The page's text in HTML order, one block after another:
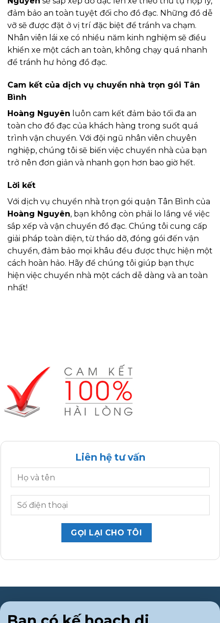
đảm bảo an toàn tuyệt đối cho đồ đạc. Những đồ dễ
vỡ sẽ được đặt ở vị trí đặc biệt để tránh va chạm.
Nhân viên lái xe có nhiều năm kinh nghiệm sẽ điều
khiển xe một cách an toàn, không chạy quá nhanh
để tránh hư hỏng đồ đạc.
Cam kết của dịch vụ chuyển nhà trọn gói Tân
Bình
Hoàng Nguyên luôn cam kết đảm bảo tối đa an
toàn cho đồ đạc của khách hàng trong suốt quá
trình vận chuyển. Với đội ngũ nhân viên chuyên
nghiệp, chúng tôi sẽ biến việc chuyển nhà của bạn
trở nên đơn giản và nhanh gọn hơn bao giờ hết.
Lời kết
Với dịch vụ chuyển nhà trọn gói quận Tân Bình của
Hoàng Nguyên, bạn không còn phải lo lắng về việc
sắp xếp và vận chuyển đồ đạc. Chúng tôi cung cấp
giải pháp toàn diện, từ tháo dỡ, đóng gói đến vận
chuyển, đảm bảo mọi khâu đều được thực hiện một
cách hoàn hảo. Hãy để chúng tôi giúp bạn thực
hiện việc chuyển nhà một cách dễ dàng và an toàn
nhất!
Liên hệ tư vấn